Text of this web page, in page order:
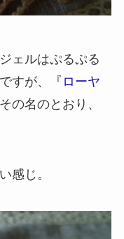
ェルはぷるぷる
すが、『 ローヤ
の名のとおり、
感じ。